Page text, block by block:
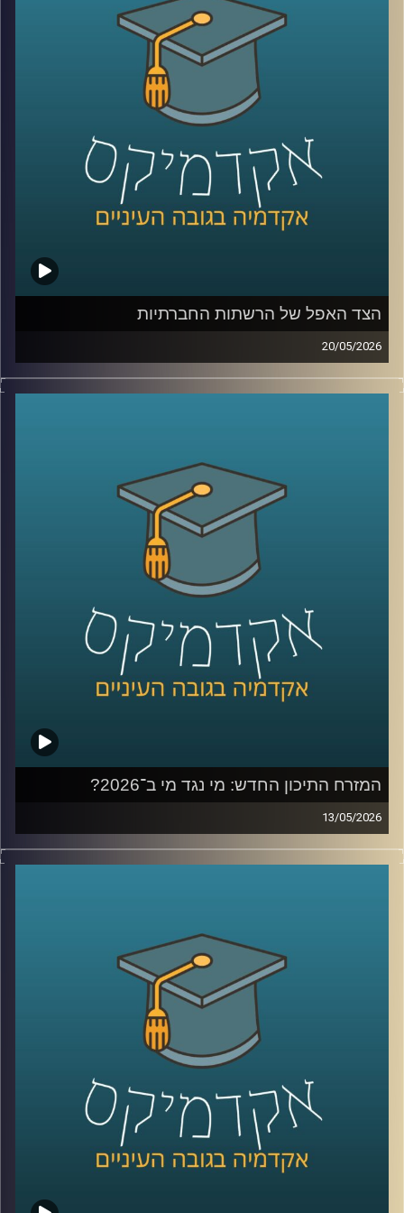
בינה מלאכותית כבר לא נמצאת רק במעבדות או במחקרים, היא
נכנסת אל תוך חדרי הטיפול, אל תוך רגעים של חוסר ודאות,
ולעיתים גם אל תוך ההחלטות הכי קריטיות שיש.
האם זה הופך את הרפואה למדויקת יותר, או דווקא משנה את
האופן שבו רופאים חושבים, שוקלים ומחליטים?
כדי להבין איך השינוי הזה נראה מבפנים, דווקא באחד
התחומים הכי רגישים ומורכבים ברפואה, עולם הלידות, נמצאת
איתנו היום פרופ’ אסנת ולפיש, מנהלת בית החולים לנשים
בבילינסון ומשנה לדיקן בית הספר לרפואה באוניברסיטת
שנמצאת בחזית של שילוב טכנולוגיות מתקדמות ברפואה לצד
עבודה קלינית יומיומית בקבלת החלטות בזמן אמת.
קרדיט תמונות:AudioVersity
הצד האפל של הרשתות החברתיות
20/05/2026
בשנים האחרונות, הרשתות החברתיות הפכו מפלטפורמה
שמקשרת בין אנשים בעיקר לדבר מרכזי בחיי רוב האנשים,
שמירה על קשר עם חברים, מציאת עבודה, אבל גם המון דברים
שליליים, אנחנו נחשפים לדברים שעושים לנו רע, מתגברים
יכולים לפתח הפרעות אכילה או דיכאון ועל אף שרובנו מבינים
את הנזקים הפוטנציאלים קשה לנו להתנתק או אפילו להמעיט
אז מה אפשר לעשות?
כדי לענות על השאלה הזו הצטרף אליי היום פרופ׳ צחי חייט,
ראש ההתמחות השיווקית בביה"ס סמי עופר לתקשורת.
קרדיט תמונות:AudioVersity
המזרח התיכון החדש: מי נגד מי ב־2026?
13/05/2026
לפני כמה שנים, רוב האנשים עוד הצליחו להבין פחות או יותר
מי נגד מי במזרח התיכון.
החות’ים, רוסיה, הסכמים, איומים, מלחמה רב־זירתית… ובין כל
הכותרות, הרבה אנשים פשוט איבדו את התמונה הגדולה.
אז בפרק הזה רצינו לעצור רגע ולעשות סדר.
להבין מה באמת קורה באזור שלנו, מה השתנה מאז השבעה
באוקטובר, ואיך נראית היום המפה האסטרטגית של המזרח
איתנו היום ד”ר שי הר-צבי, מרצה וחוקר בכיר במכון למדיניות
ואסטרטגיה ב־אוניברסיטת רייכמן, ולשעבר מנכ”ל בפועל של
המשרד לנושאים אסטרטגיים וראש זירה בחטיבת המחקר